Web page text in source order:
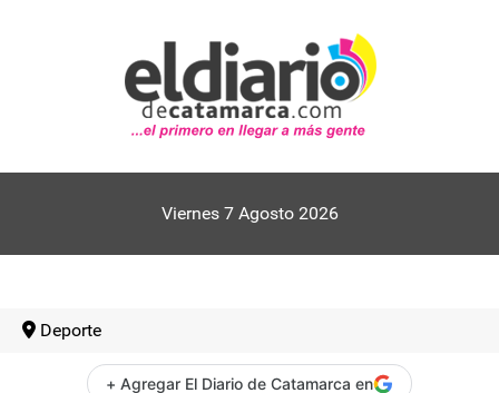
Viernes 7 Agosto 2026
Deporte
+ Agregar El Diario de Catamarca en